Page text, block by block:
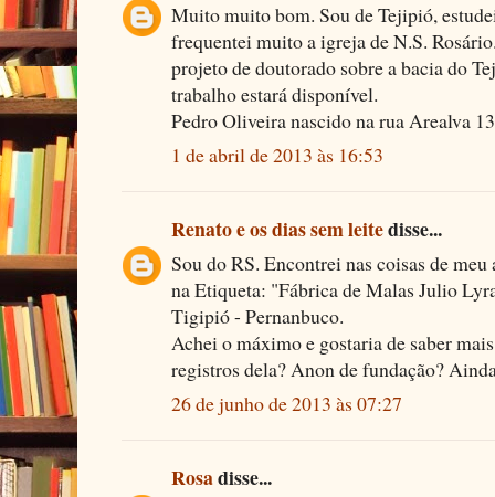
Muito muito bom. Sou de Tejipió,
frequentei muito a igreja de N.S.
projeto de doutorado sobre a bacia do
trabalho estará disponível.
Pedro Oliveira nascido na rua Arealva
1 de abril de 2013 às 16:53
Renato e os dias sem leitedisse...
Sou do RS. Encontrei nas coisas de
na Etiqueta: "Fábrica de Malas Julio
Tigipió - Pernanbuco.
Achei o máximo e gostaria de saber
registros dela? Anon de fundação?
26 de junho de 2013 às 07:27
Rosadisse...